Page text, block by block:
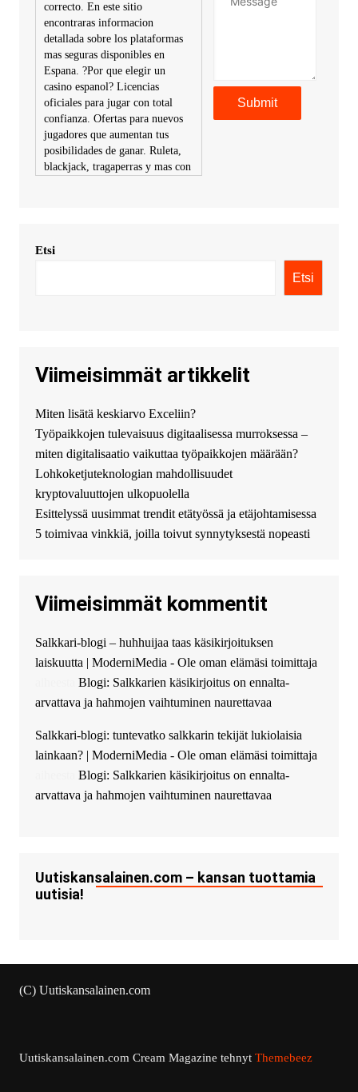
correcto. En este sitio
encontraras informacion
detallada sobre los plataformas
mas seguras disponibles en
Espana. ?Por que elegir un
casino espanol? Licencias
oficiales para jugar con total
confianza. Ofertas para nuevos
jugadores que aumentan tus
posibilidades de ganar. Ruleta,
blackjack, tragaperras y mas con
KimonicRisse :
купить хавал джулиан -
http://jolion-ufa1.ru/
Появился вопрос про срочно
взять деньги? Предлагаем
безопасный источник
финансовой помощи. Вы
можете получить
финансирование в долг без
избыточных вопросов и
документов? Тогда обратитесь
guest_4889 :Cmon Suomi 👏
The Admin: High five! You’ve
successfully installed Simple
Ajax Chat.
Etsi
Etsi
Viimeisimmät artikkelit
Miten lisätä keskiarvo Exceliin?
Työpaikkojen tulevaisuus digitaalisessa murroksessa –
miten digitalisaatio vaikuttaa työpaikkojen määrään?
Lohkoketjuteknologian mahdollisuudet
kryptovaluuttojen ulkopuolella
Esittelyssä uusimmat trendit etätyössä ja etäjohtamisessa
5 toimivaa vinkkiä, joilla toivut synnytyksestä nopeasti
Viimeisimmät kommentit
Salkkari-blogi – huhhuijaa taas käsikirjoituksen
laiskuutta | ModerniMedia - Ole oman elämäsi toimittaja
Blogi: Salkkarien käsikirjoitus on ennalta-
arvattava ja hahmojen vaihtuminen naurettavaa
Salkkari-blogi: tuntevatko salkkarin tekijät lukiolaisia
lainkaan? | ModerniMedia - Ole oman elämäsi toimittaja
Blogi: Salkkarien käsikirjoitus on ennalta-
arvattava ja hahmojen vaihtuminen naurettavaa
Uutiskansalainen.com – kansan tuottamia
uutisia!
(C) Uutiskansalainen.com
Uutiskansalainen.comCream Magazine tehnyt Themebeez